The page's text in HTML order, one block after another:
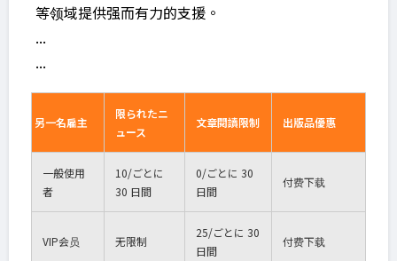
等领域提供强而有力的支援。
...
...
另一名雇主
限られたニ
ュース
文章閱讀限制 出版品優惠
一般使用
者
10/ごとに
30 日間
0/ごとに 30
日間
付费下载
VIP会员 无限制
25/ごとに 30
日間
付费下载